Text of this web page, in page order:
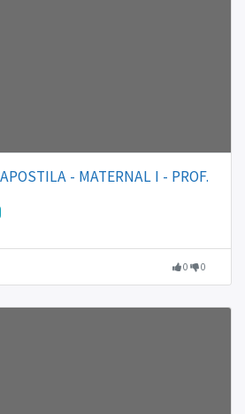
- MATERNAL I - PROF.
0 0